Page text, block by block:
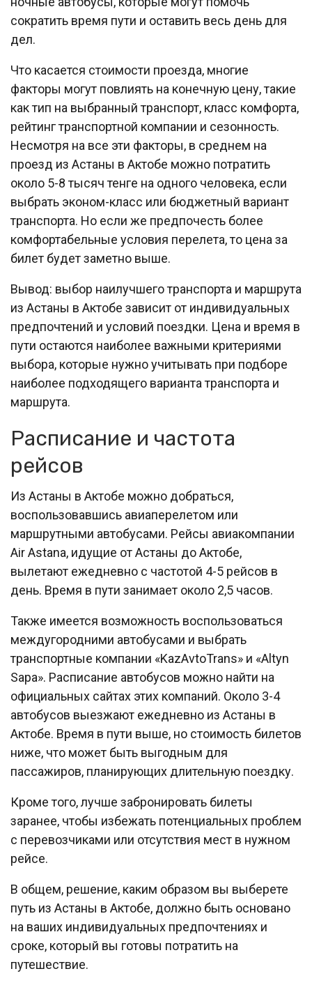
сократить время пути и оставить весь день для
дел.
Что касается стоимости проезда, многие
факторы могут повлиять на конечную цену, такие
как тип на выбранный транспорт, класс комфорта,
рейтинг транспортной компании и сезонность.
Несмотря на все эти факторы, в среднем на
проезд из Астаны в Актобе можно потратить
около 5-8 тысяч тенге на одного человека, если
выбрать эконом-класс или бюджетный вариант
транспорта. Но если же предпочесть более
комфортабельные условия перелета, то цена за
билет будет заметно выше.
Вывод: выбор наилучшего транспорта и маршрута
из Астаны в Актобе зависит от индивидуальных
предпочтений и условий поездки. Цена и время в
пути остаются наиболее важными критериями
выбора, которые нужно учитывать при подборе
наиболее подходящего варианта транспорта и
маршрута.
Расписание и частота
рейсов
Из Астаны в Актобе можно добраться,
воспользовавшись авиаперелетом или
маршрутными автобусами. Рейсы авиакомпании
Air Astana, идущие от Астаны до Актобе,
вылетают ежедневно с частотой 4-5 рейсов в
день. Время в пути занимает около 2,5 часов.
Также имеется возможность воспользоваться
междугородними автобусами и выбрать
транспортные компании «KazAvtoTrans» и «Altyn
Sapa». Расписание автобусов можно найти на
официальных сайтах этих компаний. Около 3-4
автобусов выезжают ежедневно из Астаны в
Актобе. Время в пути выше, но стоимость билетов
ниже, что может быть выгодным для
пассажиров, планирующих длительную поездку.
Кроме того, лучше забронировать билеты
заранее, чтобы избежать потенциальных проблем
с перевозчиками или отсутствия мест в нужном
рейсе.
В общем, решение, каким образом вы выберете
путь из Астаны в Актобе, должно быть основано
на ваших индивидуальных предпочтениях и
сроке, который вы готовы потратить на
путешествие.